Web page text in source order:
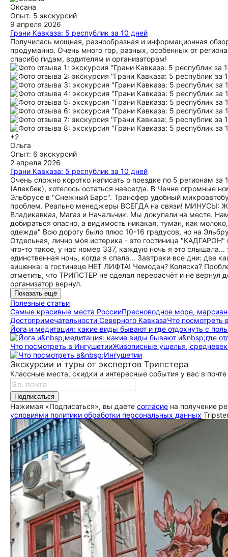
Оксана
Опыт: 5 экскурсий
9 апреля 2026
Грани Кавказа: 5 республик за 10 дней
Получилась мощная, разнообразная и информационная
продуманно. Очень много гор, разных, особенных от
спасибо гидам, водителям и организаторам!
+2
Ольга
Опыт: 6 экскурсий
2 апреля 2026
Грани Кавказа: 5 республик за 10 дней
Очень сложно коротко написать о поездке по 5 регионам
(Алекбек), хотелось остаться навсегда. В Чечне огромные
Эльбрусе в "Снежный Барс". Трансфер удобный
проблем. Реально менеджеры ВСЕГДА на связи! МИНУСЫ:
Владикавказ, Магаз и Начальчик. Мы докупали на месте.
добираться опасно, а видимость никакая, туман, как
одежда" Всю дорогу было плюс 10-16 градусов, но на
Отдельная, лично моя истерика - это гостиница
что-то такое, у нас номер 337, каждую ночь я это
единственная ночь, когда я спала... Завтраки все дни: две
вишенка: в гостинеце НЕТ ЛИФТА! Чемодан? Коляска?
отметить, что ТРИПСТЕР не сделал перерасчëт и не вернул
организатор вернул.
Показать ещё
Полезные статьи
Самые красивые места РоссииПресноводное море,
До­сто­при­ме­ча­тель­но­сти Северного КавказаЧто посмотреть
Йога и медитация: какие виды бывают и где отдохнуть с
Что посмотреть в ИнгушетииЖивописные ущелья,
Экскурсии и туры от экспертов Трипстера
Классные места, скидки и интересные события у вас в почте
Подписаться
Нажимая «Подписаться», вы даете согласие на получение
условиями политики обработки персональных данных